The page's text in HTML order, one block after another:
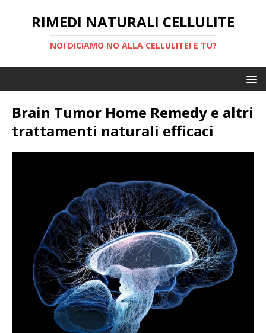
RIMEDI NATURALI CELLULITE
NOI DICIAMO NO ALLA CELLULITE! E TU?
Brain Tumor Home Remedy e altri
trattamenti naturali efficaci